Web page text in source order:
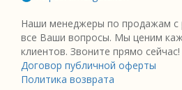
Наши менеджеры по продажам с
все Ваши вопросы. Мы ценим
клиентов. Звоните прямо сейчас!
Договор публичной оферты
Политика возврата